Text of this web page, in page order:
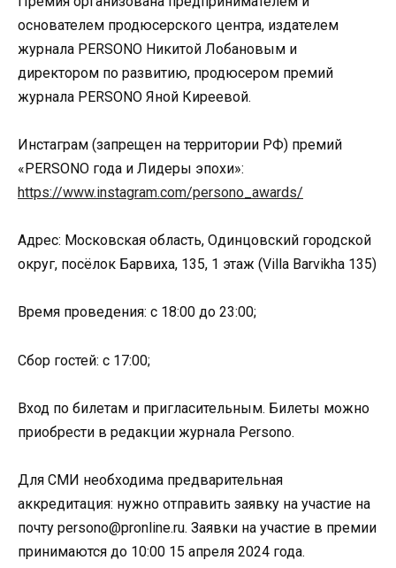
основателем продюсерского центра, издателем
журнала PERSONO Никитой Лобановым и
директором по развитию, продюсером премий
журнала PERSONO Яной Киреевой.
Инстаграм (запрещен на территории РФ) премий
«PERSONO года и Лидеры эпохи»:
https://www.instagram.com/persono_awards/
Адрес: Московская область, Одинцовский городской
округ, посёлок Барвиха, 135, 1 этаж (Villa Barvikha 135)
Время проведения: с 18:00 до 23:00;
Сбор гостей: с 17:00;
Вход по билетам и пригласительным. Билеты можно
приобрести в редакции журнала Persono.
Для СМИ необходима предварительная
аккредитация: нужно отправить заявку на участие на
почту persono@pronline.ru. Заявки на участие в премии
принимаются до 10:00 15 апреля 2024 года.